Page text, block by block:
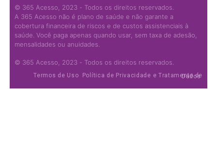
© 365 Acesso, 2023 - Todos os direitos reservados.
A 365 Acesso não é plano de saúde e não garante a
cobertura financeira de riscos e de custos assistenciais à
saúde. Você paga apenas quando usar, sem taxa de adesão,
mensalidades ou anuidades.
© 365 Acesso, 2023 - Todos os direitos reservados.
Termos de Uso Política de Privacidade e Tratamento de Dados